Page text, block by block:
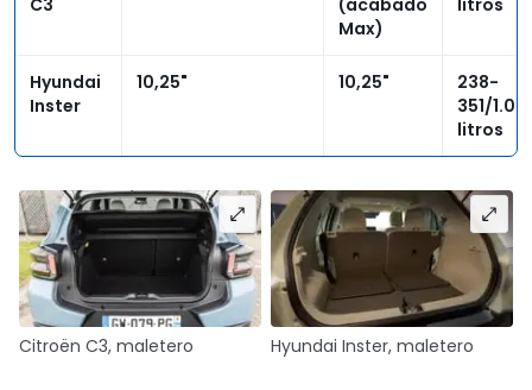
C3
(acabado
Max)
litros
Hyundai
Inster
10,25" 10,25"
238-
351/
litros
Citroën C3, maletero Hyundai Inster, maletero